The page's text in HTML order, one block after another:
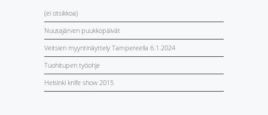
(ei otsikkoa)
Nuutajärven puukkopäivät
Veitsien myyntinäyttely Tampereella 6.1.2024
Tuohitupen työohje
Helsinki knife show 2015